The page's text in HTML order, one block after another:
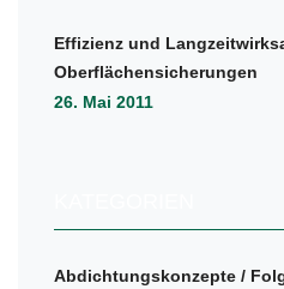
Effizienz und
Oberflächensicherungen
26. Mai 2011
Abdichtungskonzepte /